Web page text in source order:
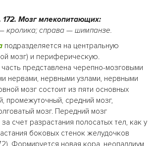
172. Мозг млекопитающих:
кролика; справа — шимпанзе.
подразделяется на центральную
мозг) и периферическую.
представлена черепно-мозговыми
нервами, нервными узлами, нервными
мозг состоит из пяти основных
промежуточный, средний мозг,
мозг. Передний мозг
счет разрастания полосатых тел, как у
боковых стенок желудочков